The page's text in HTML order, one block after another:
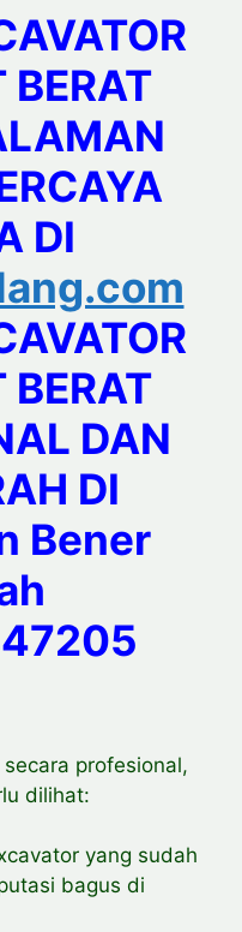
BERAT
DI
BERAT
DAN
DI
Bener
profesional,
dilihat:
yang sudah
bagus di